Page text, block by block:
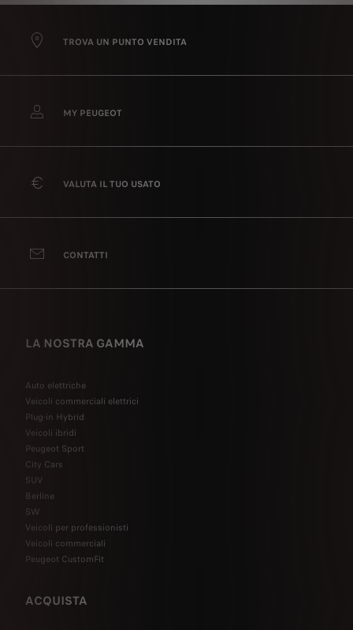
TROVA UN PUNTO VENDITA
MY PEUGEOT
VALUTA IL TUO USATO
CONTATTI
LA NOSTRA GAMMA
Auto elettriche
Veicoli commerciali elettrici
Plug-in Hybrid
Veicoli ibridi
Peugeot Sport
City Cars
SUV
Berline
SW
Veicoli per professionisti
Veicoli commerciali
Peugeot CustomFit
ACQUISTA